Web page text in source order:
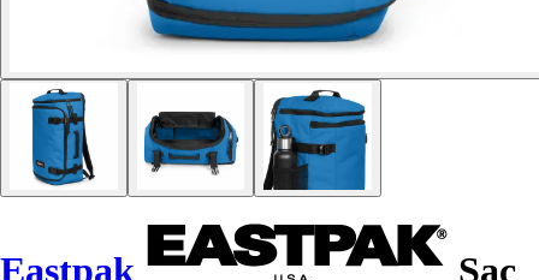
Eastpak
Sac